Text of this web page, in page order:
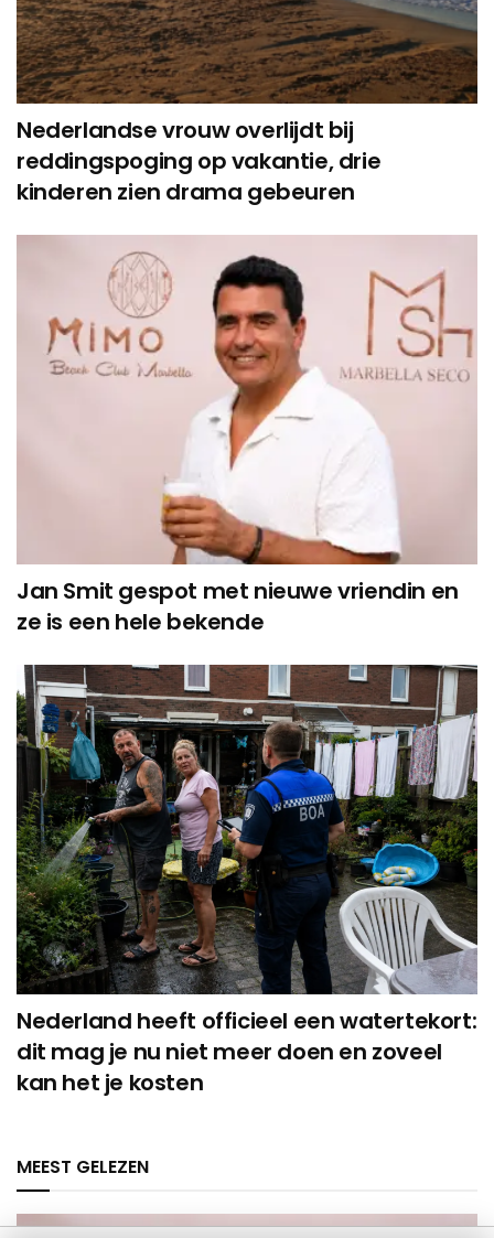
Nederlandse vrouw overlijdt bij
reddingspoging op vakantie, drie
kinderen zien drama gebeuren
Jan Smit gespot met nieuwe vriendin en
ze is een hele bekende
Nederland heeft officieel een watertekort:
dit mag je nu niet meer doen en zoveel
kan het je kosten
MEEST GELEZEN